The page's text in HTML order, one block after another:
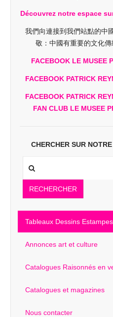
Découvrez notre espace
我們向連接到我們站點的中
敬：中國有重要的文化傳
FACEBOOK LE MUSEE
FACEBOOK PATRICK
FACEBOOK PATRICK
FAN CLUB LE MUSEE
CHERCHER SUR
RECHERCHER
Tableaux Dessins Estampes
Annonces art et culture
Catalogues Raisonnés en
Catalogues et magazines
Nous contacter